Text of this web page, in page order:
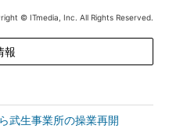
© ITmedia, Inc. All Rights Reserved.
報
武生事業所の操業再開